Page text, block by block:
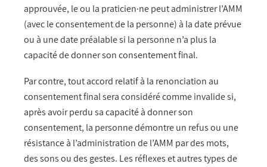
approuvée, le ou la praticien·ne peut administrer l’AMM
(avec le consentement de la personne) à la date prévue
ou à une date préalable si la personne n’a plus la
capacité de donner son consentement final.
Par contre, tout accord relatif à la renonciation au
consentement final sera considéré comme invalide si,
après avoir perdu sa capacité à donner son
consentement, la personne démontre un refus ou une
résistance à l’administration de l’AMM par des mots,
des sons ou des gestes. Les réflexes et autres types de